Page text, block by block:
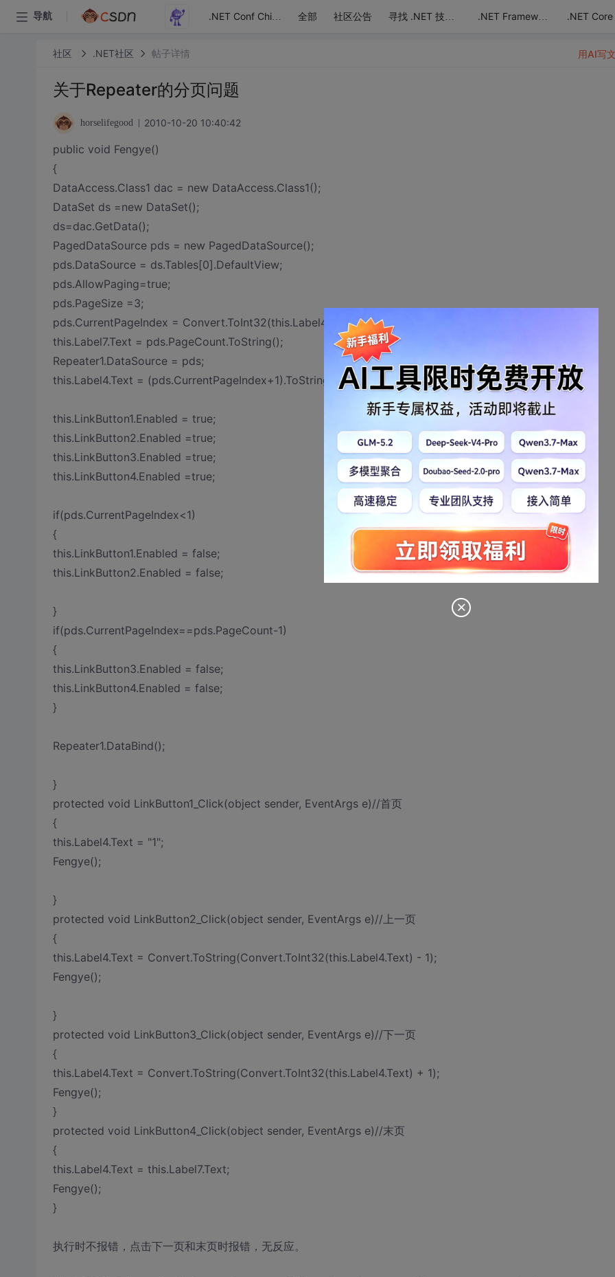
导航 .NET Conf China 全部 社区公告 寻找 .NET 技术达人 .NET Framework .NET Core
社区 .NET社区 帖子详情
关于Repeater的分页问题
horselifegood 2010-10-20 10:40:42
public void Fengye()
{
DataAccess.Class1 dac = new DataAccess.Class1();
DataSet ds =new DataSet();
ds=dac.GetData();
PagedDataSource pds = new PagedDataSource();
pds.DataSource = ds.Tables[0].DefaultView;
pds.AllowPaging=true;
pds.PageSize =3;
pds.CurrentPageIndex = Convert.ToInt32(this.Label4.Text)-1;
this.Label7.Text = pds.PageCount.ToString();
Repeater1.DataSource = pds;
this.Label4.Text = (pds.CurrentPageIndex+1).ToString();
this.LinkButton1.Enabled = true;
this.LinkButton2.Enabled =true;
this.LinkButton3.Enabled =true;
this.LinkButton4.Enabled =true;
if(pds.CurrentPageIndex<1)
{
this.LinkButton1.Enabled = false;
this.LinkButton2.Enabled = false;
}
if(pds.CurrentPageIndex==pds.PageCount-1)
{
this.LinkButton3.Enabled = false;
this.LinkButton4.Enabled = false;
}
Repeater1.DataBind();
}
protected void LinkButton1_Click(object sender, EventArgs e)//首页
{
this.Label4.Text = "1";
Fengye();
}
protected void LinkButton2_Click(object sender, EventArgs e)//上一页
{
this.Label4.Text = Convert.ToString(Convert.ToInt32(this.Label4.Text) - 1);
Fengye();
}
protected void LinkButton3_Click(object sender, EventArgs e)//下一页
{
this.Label4.Text = Convert.ToString(Convert.ToInt32(this.Label4.Text) + 1);
Fengye();
}
protected void LinkButton4_Click(object sender, EventArgs e)//末页
{
this.Label4.Text = this.Label7.Text;
Fengye();
}
执行时不报错，点击下一页和末页时报错，无反应。
用AI写